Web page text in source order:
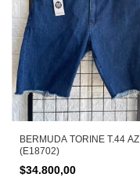
BERMUDA TORINE T.44 AZ
(E18702)
$34.800,00